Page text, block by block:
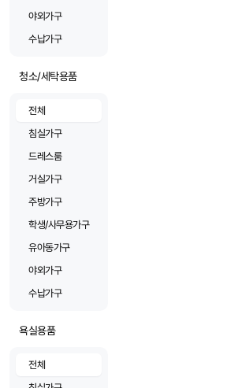
야외가구
수납가구
청소/세탁용품
전체
침실가구
드레스룸
거실가구
주방가구
학생/사무용가구
유아동가구
야외가구
수납가구
욕실용품
전체